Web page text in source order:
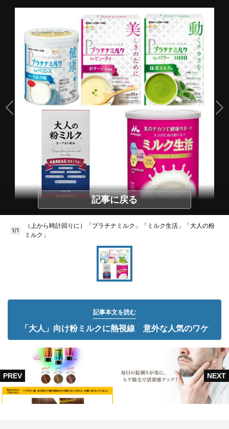
記事に戻る
1/1
（上から時計回りに）「プラチナミルク」「ミルク生活」「大人の粉
ミルク」
記事本文を読む
「大人」向け粉ミルクに熱視線 意外な人気のワケ